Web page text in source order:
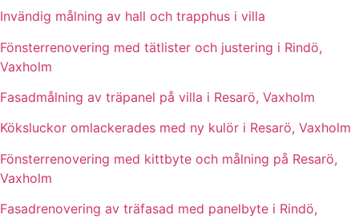
Invändig målning av hall och trapphus i villa
Fönsterrenovering med tätlister och justering i Rindö,
Vaxholm
Fasadmålning av träpanel på villa i Resarö, Vaxholm
Köksluckor omlackerades med ny kulör i Resarö, Vaxholm
Fönsterrenovering med kittbyte och målning på Resarö,
Vaxholm
Fasadrenovering av träfasad med panelbyte i Rindö,